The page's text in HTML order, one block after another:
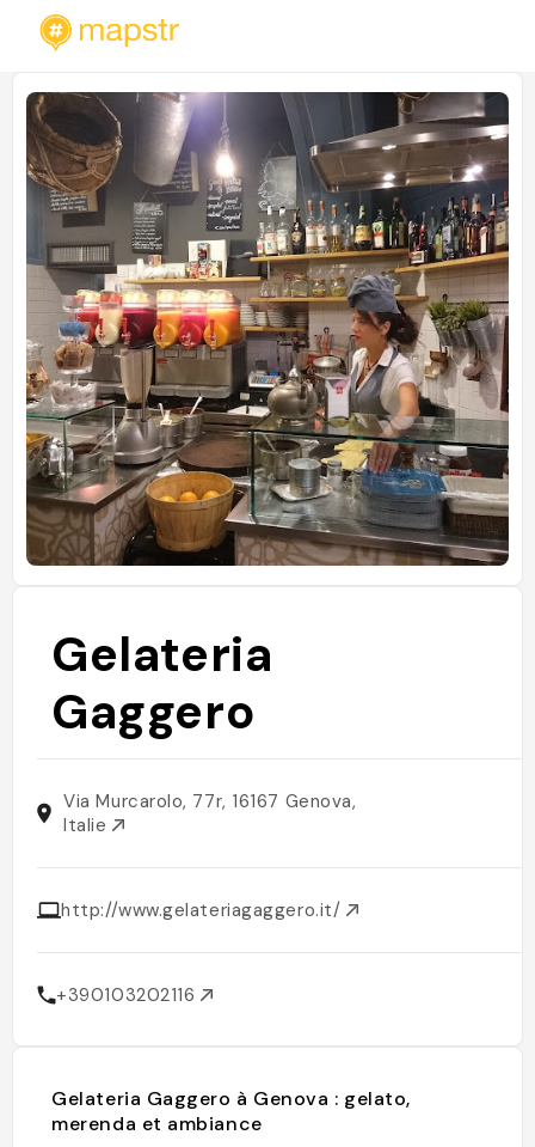
Gelateria
Gaggero
Via Murcarolo, 77r, 16167 Genova,
Italie
http://www.gelateriagaggero.it/
+390103202116
Gelateria Gaggero à Genova : gelato,
merenda et ambiance